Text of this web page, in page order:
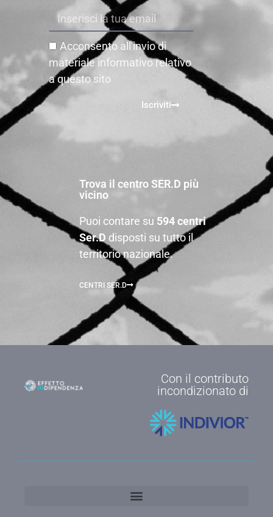
Acconsento all'invio di
materiale informativo relativo
a questo sito
Iscriviti
Trova il centro SER.D più
vicino
Puoi contare su 594 centri
Ser.D disposti su tutto il
territorio nazionale.
CENTRI SER.D
Con il contributo
incondizionato di